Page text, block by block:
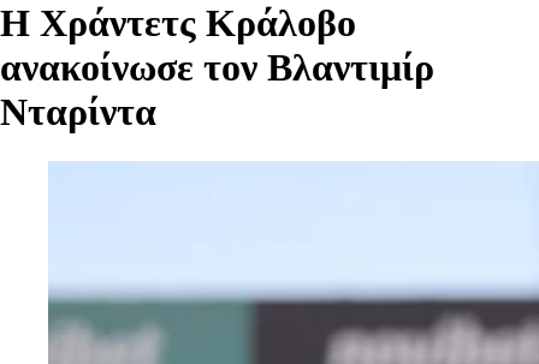
Η Χράντετς Κράλοβο
ανακοίνωσε τον Βλαντιμίρ
Νταρίντα